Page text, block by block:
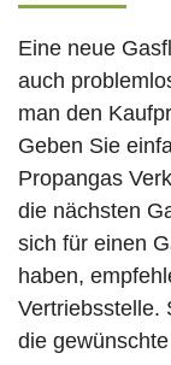
Eine neue
auch
man den
Geben Sie
Propangas
die nächsten
sich für einen
haben,
Vertriebsstelle.
die